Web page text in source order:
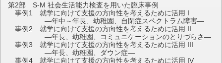
第2部 S-M 社会生活能力検査を用いた臨床事例
事例1 就学に向けて支援の方向性を考えるために活用 I
―年中～年長、幼稚園、自閉症スペクトラム障害―
事例2 就学に向けて支援の方向性を考えるために活用 II
―年長、幼稚園、コミュニケーションのとりづらさ―
事例3 就学に向けて支援の方向性を考えるために活用 III
―年長、幼稚園、ダウン症―
事例4 就学に向けて支援の方向性を考えるために活用 IV